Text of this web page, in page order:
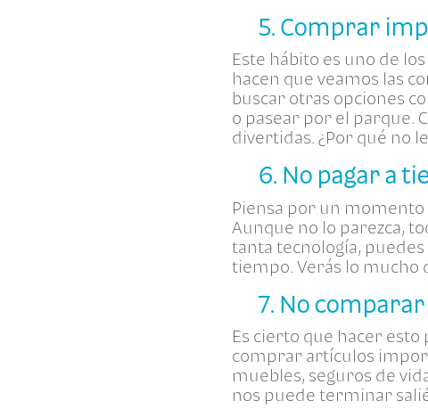
5. Comprar
Este hábito es uno de
hacen que veamos las
buscar otras opciones
o pasear por el parque.
divertidas. ¿Por qué no
6. No pagar a
Piensa por un momento
Aunque no lo parezca,
tanta tecnología,
tiempo. Verás lo mucho
7. No
Es cierto que hacer esto
comprar artículos
muebles, seguros de
nos puede terminar